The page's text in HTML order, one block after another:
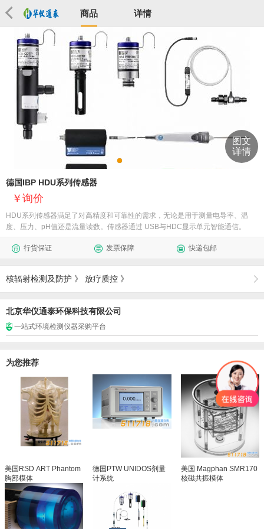
商品 详情
图文
详情
德国IBP HDU系列传感器
询价
HDU系列传感器满足了对高精度和可靠性的需求，无论是用于测量电导率、温
度、压力、pH值还是流量读数。传感器通过 USB与HDC显示单元智能通信。
行货保证 发票保障 快递包邮
核辐射检测及防护 》 放疗质控 》
北京华仪通泰环保科技有限公司
一站式环境检测仪器采购平台
为您推荐
美国RSD ART Phantom
胸部模体
德国PTW UNIDOS剂量
计系统
美国 Magphan SMR170
核磁共振模体